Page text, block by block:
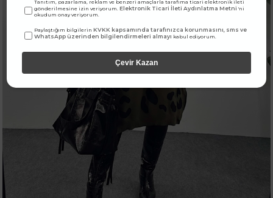
Tanıtım, pazarlama, reklam ve benzeri amaçlarla tarafıma ticari elektronik ileti
gönderilmesine izin veriyorum.Elektronik Ticari İleti Aydınlatma Metni 'ni
okudum onay veriyorum.
Paylaştığım bilgilerinKVKK kapsamında tarafınızca korunmasını, sms ve
WhatsApp üzerinden bilgilendirmeleri almayı kabul ediyorum.
Çevir Kazan